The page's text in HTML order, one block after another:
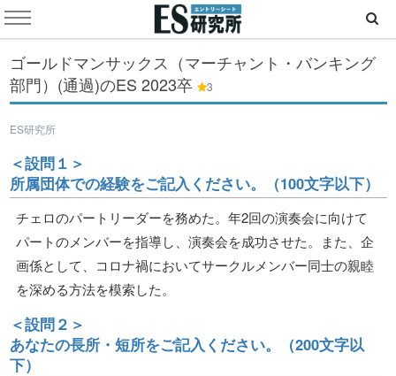
ゴールドマンサックス（マーチャント・バンキング
部門）(通過)のES 2023卒 3
ES研究所
＜設問１＞
所属団体での経験をご記入ください。（100文字以下）
チェロのパートリーダーを務めた。年2回の演奏会に向けて
パートのメンバーを指導し、演奏会を成功させた。また、企
画係として、コロナ禍においてサークルメンバー同士の親睦
を深める方法を模索した。
＜設問２＞
あなたの長所・短所をご記入ください。（200文字以
下）